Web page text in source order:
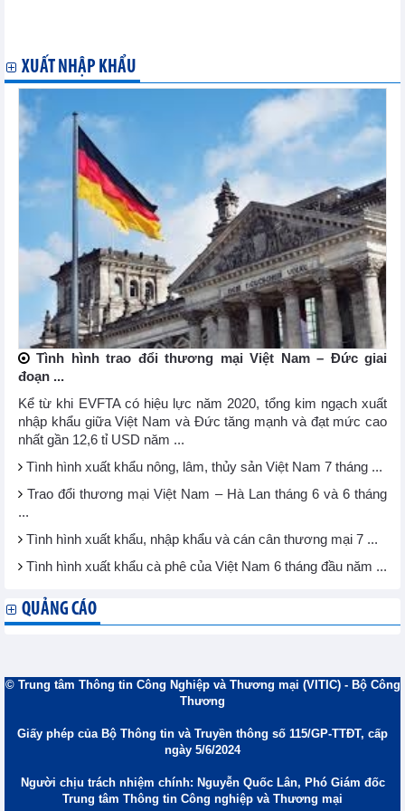
XUẤT NHẬP KHẨU
Tình hình trao đổi thương mại Việt Nam – Đức giai
đoạn ...
Kể từ khi EVFTA có hiệu lực năm 2020, tổng kim ngạch xuất
nhập khẩu giữa Việt Nam và Đức tăng mạnh và đạt mức cao
nhất gần 12,6 tỉ USD năm ...
Tình hình xuất khẩu nông, lâm, thủy sản Việt Nam 7 tháng ...
Trao đổi thương mại Việt Nam – Hà Lan tháng 6 và 6 tháng
...
Tình hình xuất khẩu, nhập khẩu và cán cân thương mại 7 ...
Tình hình xuất khẩu cà phê của Việt Nam 6 tháng đầu năm ...
QUẢNG CÁO
© Trung tâm Thông tin Công Nghiệp và Thương mại (VITIC) - Bộ Công
Thương
Giấy phép của Bộ Thông tin và Truyền thông số 115/GP-TTĐT, cấp
ngày 5/6/2024
Người chịu trách nhiệm chính: Nguyễn Quốc Lân, Phó Giám đốc
Trung tâm Thông tin Công nghiệp và Thương mại